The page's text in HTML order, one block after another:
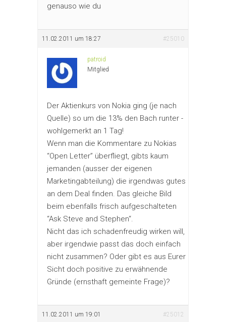
genauso wie du
11.02.2011 um 18:27 #25010
patroid
Mitglied
Der Aktienkurs von Nokia ging (je nach
Quelle) so um die 13% den Bach runter -
wohlgemerkt an 1 Tag!
Wenn man die Kommentare zu Nokias
“Open Letter” überfliegt, gibts kaum
jemanden (ausser der eigenen
Marketingabteilung) die irgendwas gutes
an dem Deal finden. Das gleiche Bild
beim ebenfalls frisch aufgeschalteten
“Ask Steve and Stephen“.
Nicht das ich schadenfreudig wirken will,
aber irgendwie passt das doch einfach
nicht zusammen? Oder gibt es aus Eurer
Sicht doch positive zu erwähnende
Gründe (ernsthaft gemeinte Frage)?
11.02.2011 um 19:01 #25012